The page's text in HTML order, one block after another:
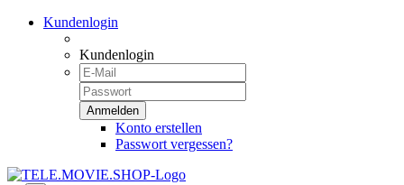
Kundenlogin
Kundenlogin
Konto erstellen
Passwort vergessen?